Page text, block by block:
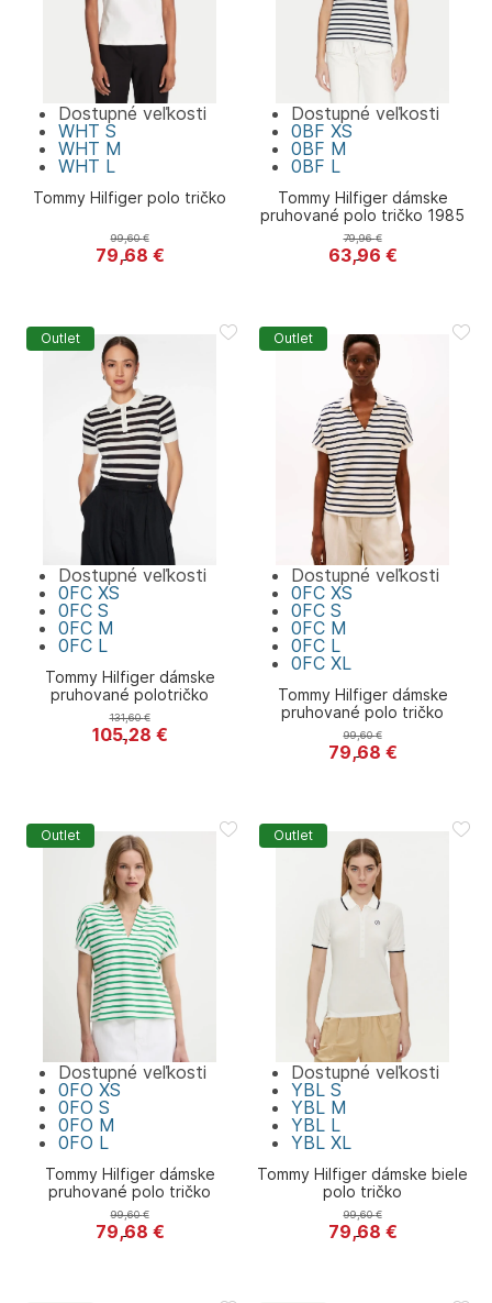
Tommy Hilfiger polo tričko
Tommy Hilfiger
79,68 €
99,60€
Dostupné veľkosti
WHT S
WHT M
WHT L
Tommy Hilfiger dámske
pruhované polo tričko 1985
Tommy Hilfiger
63,96 €
79,96€
Dostupné veľkosti
0BF XS
0BF M
0BF L
Outlet
Tommy Hilfiger dámske
pruhované polotričko
Tommy Hilfiger
105,28 €
131,60€
Dostupné veľkosti
0FC XS
0FC S
0FC M
0FC L
Outlet
Tommy Hilfiger dámske
pruhované polo tričko
Tommy Hilfiger
79,68 €
99,60€
Dostupné veľkosti
0FC XS
0FC S
0FC M
0FC L
0FC XL
Outlet
Tommy Hilfiger dámske
pruhované polo tričko
Tommy Hilfiger
79,68 €
99,60€
Dostupné veľkosti
0FO XS
0FO S
0FO M
0FO L
Outlet
Tommy Hilfiger dámske biele
polo tričko
Tommy Hilfiger
79,68 €
99,60€
Dostupné veľkosti
YBL S
YBL M
YBL L
YBL XL